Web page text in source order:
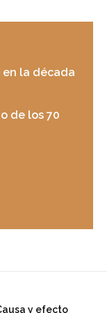
en la década
de los 70
y efecto